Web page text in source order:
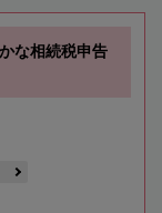
な相続税申告